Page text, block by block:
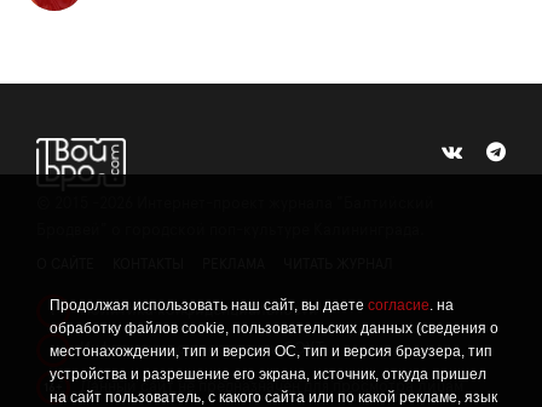
Продолжая использовать наш сайт, вы даете согласие. на
обработку файлов cookie, пользовательских данных (сведения о
местонахождении, тип и версия ОС, тип и версия браузера, тип
устройства и разрешение его экрана, источник, откуда пришел
на сайт пользователь, с какого сайта или по какой рекламе, язык
! Политика конфиденциальности
! Информация о проведении СОУТ
Данный сайт не предназначен для просмотра лицам